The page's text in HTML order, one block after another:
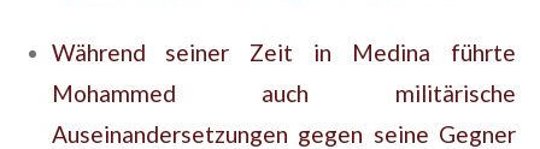
Während seiner Zeit in Medina führte
Mohammed auch militärische
Auseinandersetzungen gegen seine Gegner